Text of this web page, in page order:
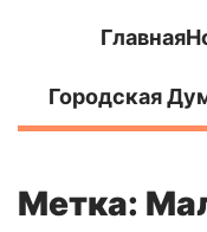
Главная
Городская
Метка: